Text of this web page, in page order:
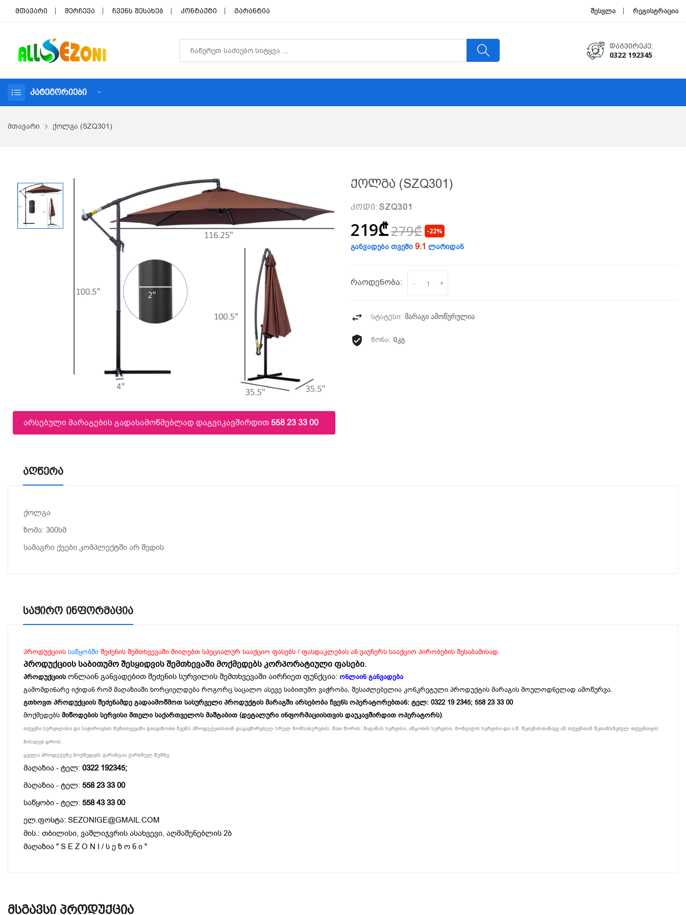
მთავარი შერჩევა ჩვენს შესახებ კონტაქტი გარანტია შესვლა რეგისტრაცია
Დაგვირეკე:
0322 192345
ᲙᲐᲢᲔᲒᲝᲠᲘᲔᲑᲘ
მთავარი ქოლგა (SZQ301)
არსებული მარაგების გადასამოწმებლად დაგვიკავშირდით558 23 33 00
Ქოლგა (SZQ301)
კოდი: SZQ301
219₾279₾ -22%
განვადება თვეში 9.1 ლარიდან
რაოდენობა: - +
სტატუსი: მარაგი ამოწურულია
წონა: 0კგ
Აღწერა
ქოლგა
ზომა: 300სმ
სამაგრი ქვები კომპლექტში არ შედის
Საჭირო Ინფორმაცია
პროდუქციის საწყობში შეძენის შემთხვევაში მიიღებთ სპეციალურ სააქციო ფასებს / ფასდაკლებას ან ვაუჩერს სააქციო პირობების შესაბამისად.
პროდუქციის საბითუმო შესყიდვის შემთხევაში მოქმედებს კორპორატიული ფასები.
პროდუქციის ონლაინ განვადებით შეძენის სურვილის შემთხვევაში აირჩიეთ ფუნქცია: ონლაინ განვადება
გამომდინარე იქიდან რომ მაღაზიაში ხორციელდება როგორც საცალო ასევე საბითუმო ვაჭრობა, შესაძლებელია კონკრეტული პროდუქტის მარაგის მოულოდნელად ამოწურვა.
გთხოვთ პროდუქციის შეძენამდე გადაამოწმოთ სასურველი პროდუქტის მარაგში არსებობა ჩვენს ოპერატორებთან: ტელ: 0322 19 2345; 558 23 33 00
მოქმედებს მიწოდების სერვისი მთელი საქართველოს მაშტაბით (დეტალური ინფორმაციისთვის დაუკავშირდით ოპერატორს).
თქვენი სურვილისა და საჭიროების შემთხვევაში გთავაზობთ ჩვენს პროდუქციასთან დაკავშირებულ სრულ მომსახურებას, მათ შორის: მიტანის სერვისი, აწყობის სერვისი, მონტაჟის სერვისი და ა.შ. შეძენისთანავე ან თქვენთან შეთანხმებულ თქვენთვის
მისაღებ დროს.
ყველა პროდუქტზე მოქმედებს გარანტია ქარხნულ წუნზე.
მაღაზია - ტელ: 0322 192345;
მაღაზია - ტელ: 558 23 33 00
საწყობი - ტელ: 558 43 33 00
ელ.ფოსტა: SEZONIGE@GMAIL.COM
მის.: თბილისი, ვაშლიჯვრის ასახვევი, აღმაშენებლის 2ბ
მაღაზია " S E Z O N I / ს ე ზ ო ნ ი "
Მსგავსი Პროდუქცია